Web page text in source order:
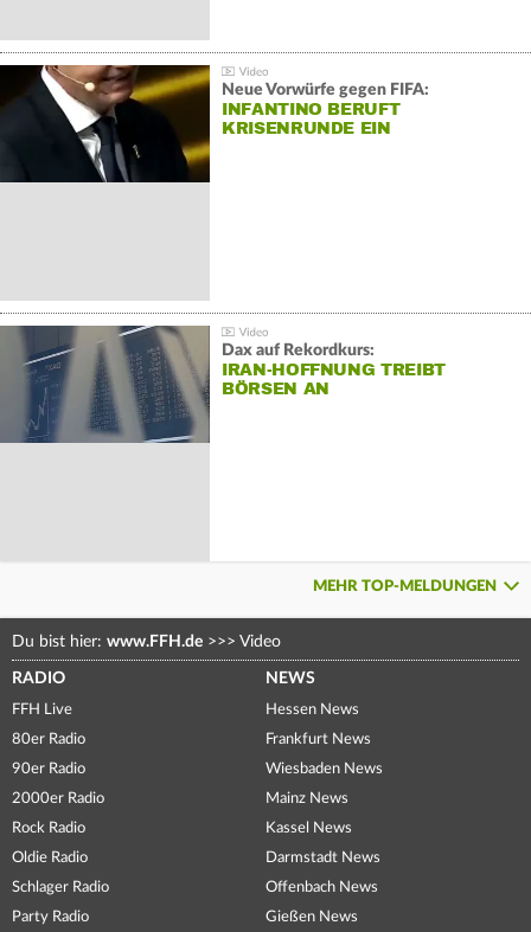
Neue Vorwürfe gegen FIFA:
INFANTINO BERUFT
KRISENRUNDE EIN
Dax auf Rekordkurs:
IRAN-HOFFNUNG TREIBT
BÖRSEN AN
MEHR TOP-MELDUNGEN
Du bist hier: www.FFH.de >>> Video
RADIO
FFH Live
80er Radio
90er Radio
2000er Radio
Rock Radio
Oldie Radio
Schlager Radio
Party Radio
NEWS
Hessen News
Frankfurt News
Wiesbaden News
Mainz News
Kassel News
Darmstadt News
Offenbach News
Gießen News